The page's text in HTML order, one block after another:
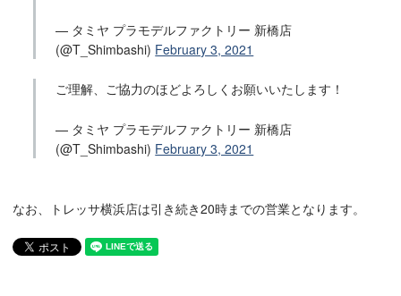
— タミヤ プラモデルファクトリー 新橋店
(@T_Shimbashi) February 3, 2021
ご理解、ご協力のほどよろしくお願いいたします！
— タミヤ プラモデルファクトリー 新橋店
(@T_Shimbashi) February 3, 2021
なお、トレッサ横浜店は引き続き20時までの営業となります。